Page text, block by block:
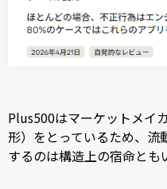
Plus500はマーケットメイ
形）をとっているため、
するのは構造上の宿命とも